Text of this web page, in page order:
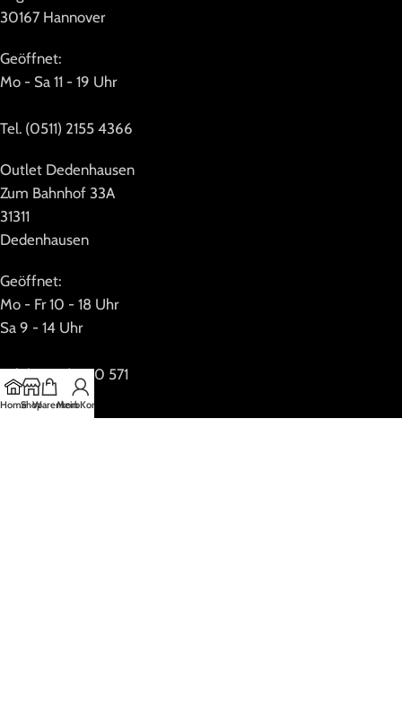
30167 Hannover
Geöffnet:
Mo - Sa 11 - 19 Uhr
Tel. (0511) 2155 4366
Outlet Dedenhausen
Zum Bahnhof 33A
31311
Dedenhausen
Geöffnet:
Mo - Fr 10 - 18 Uhr
Sa 9 - 14 Uhr
Tel. (05173) 690 571
Online Shop
HomeShopWarenkorb
Mein Konto